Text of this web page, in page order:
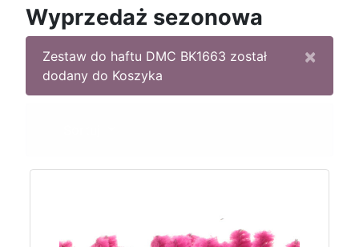
Wyprzedaż sezonowa
×
Zestaw do haftu DMC BK1663 został
dodany do Koszyka